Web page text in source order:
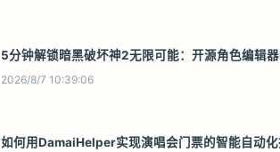
5分钟解锁暗黑破坏神2无限可能：开源角色编辑
2026/8/7 10:39:06
如何用DamaiHelper实现演唱会门票的智能自动